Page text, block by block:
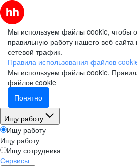
Мы используем файлы cookie, чтобы
правильную работу нашего веб-сайта
сетевой трафик.
Правила использования файлов
Мы используем файлы cookie.
файлов cookie
Понятно
Ищу работу
Ищу работу
Ищу работу
Ищу сотрудника
Сервисы